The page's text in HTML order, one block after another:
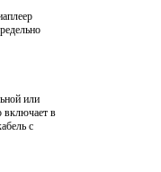
или
включает в
с